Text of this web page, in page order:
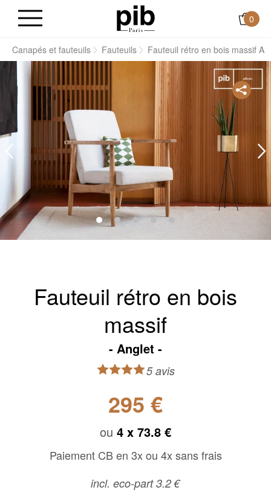
0
Canapés et fauteuils Fauteuils Fauteuil rétro en bois massif
Fauteuil rétro en bois
massif
Anglet
5 avis
295 €
ou 4 x 73.8 €
Paiement CB en 3x ou 4x sans frais
incl. eco-part 3.2 €